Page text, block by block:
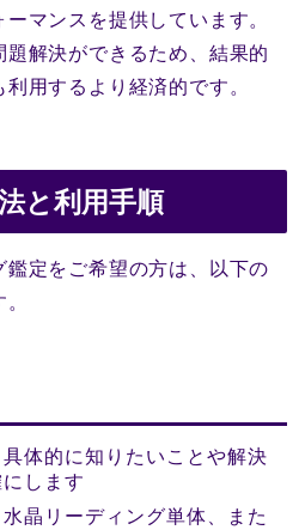
マンスを提供しています。
解決ができるため、結果的
用するより経済的です。
と利用手順
鑑定をご希望の方は、以下の
具体的に知りたいことや解決
します
水晶リーディング単体、また